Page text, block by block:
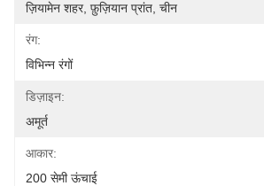
ज़ियामेन शहर, फ़ुज़ियान प्रांत, चीन
रंग:
विभिन्न रंगों
डिज़ाइन:
अमूर्त
आकार:
200 सेमी ऊंचाई